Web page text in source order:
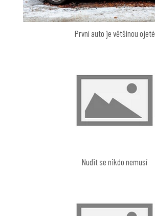
První auto je většinou ojeté
Nudit se nikdo nemusí